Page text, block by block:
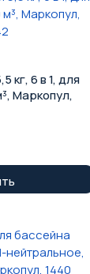
кг, 6 в 1, для
Маркопул,